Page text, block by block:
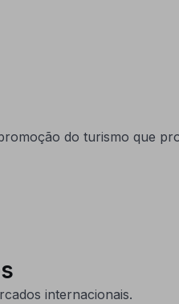
do turismo que
internacionais.